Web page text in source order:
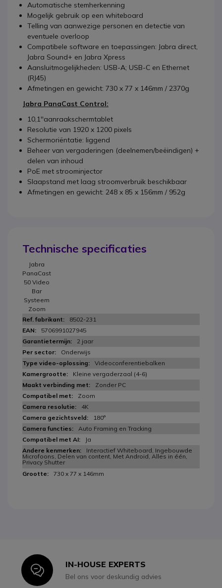
Automatische stemherkenning
Mogelijk gebruik op een whiteboard
Telling van aanwezige personen en detectie van
eventuele overloop
Compatibele software en toepassingen: Jabra direct,
Jabra Sound+ en Jabra Xpress
Aansluitmogelijkheden: USB-A; USB-C en Ethernet
(RJ45)
Afmetingen en gewicht: 730 x 77 x 146mm / 2370g
Jabra PanaCast Control:
10,1''aanraakschermtablet
Resolutie van 1920 x 1200 pixels
Schermoriëntatie: liggend
Beheer van vergaderingen (deelnemen/beëindigen) +
delen van inhoud
PoE met stroominjector
Slaapstand met laag stroomverbruik beschikbaar
Afmetingen en gewicht: 248 x 85 x 156mm / 952g
Technische specificaties
Jabra
PanaCast
50 Video
Bar
Systeem
Zoom
8502-231
5706991027945
2 jaar
Onderwijs
Videoconferentiebalken
Kleine vergaderzaal (4-6)
Zonder PC
Zoom
4K
180°
Auto Framing en Tracking
Ja
Interactief Whiteboard, Ingebouwde
Microfoons, Delen van content, Met Android, Alles in één,
Privacy Shutter
730 x 77 x 146mm
IconIN-HOUSE EXPERTS
Bel ons voor deskundig advies